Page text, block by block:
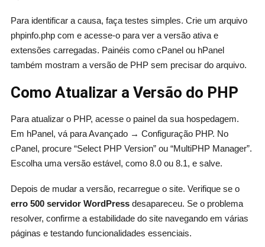
Para identificar a causa, faça testes simples. Crie um arquivo
phpinfo.php com e acesse-o para ver a versão ativa e
extensões carregadas. Painéis como cPanel ou hPanel
também mostram a versão de PHP sem precisar do arquivo.
Como Atualizar a Versão do PHP
Para atualizar o PHP, acesse o painel da sua hospedagem.
Em hPanel, vá para Avançado → Configuração PHP. No
cPanel, procure “Select PHP Version” ou “MultiPHP Manager”.
Escolha uma versão estável, como 8.0 ou 8.1, e salve.
Depois de mudar a versão, recarregue o site. Verifique se o
erro 500 servidor WordPressdesapareceu. Se o problema
resolver, confirme a estabilidade do site navegando em várias
páginas e testando funcionalidades essenciais.